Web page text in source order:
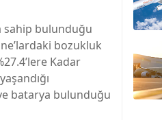
sahip bulunduğu
bozukluk
Kadar
batarya bulunduğu